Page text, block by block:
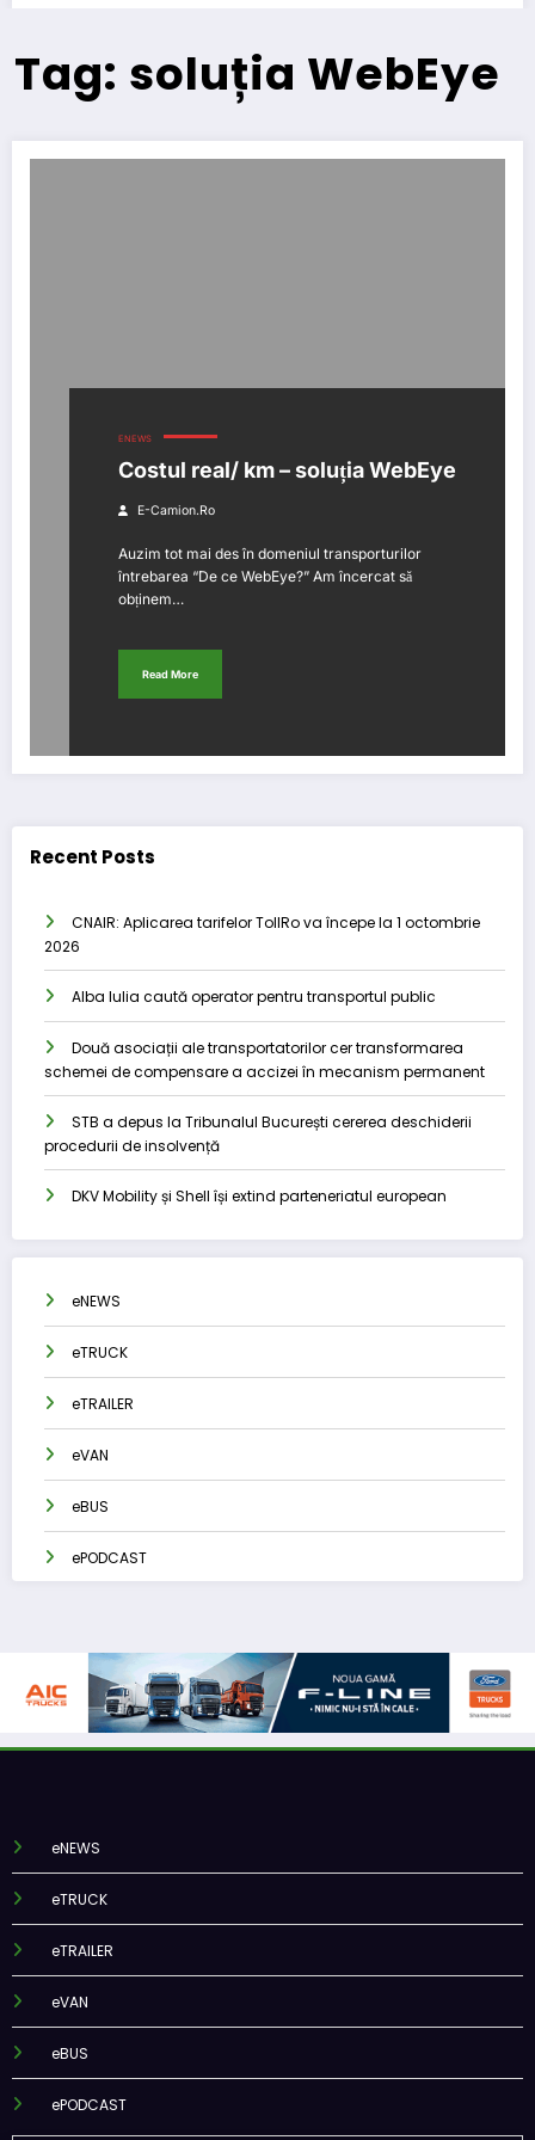
Tag: soluția WebEye
ENEWS
Costul real/ km – soluția WebEye
E-Camion.ro
Auzim tot mai des în domeniul transporturilor
întrebarea “De ce WebEye?” Am încercat să
obținem…
Read More
Recent Posts
CNAIR: Aplicarea tarifelor TollRo va începe la 1 octombrie
2026
Alba Iulia caută operator pentru transportul public
Două asociații ale transportatorilor cer transformarea
schemei de compensare a accizei în mecanism permanent
STB a depus la Tribunalul București cererea deschiderii
procedurii de insolvență
DKV Mobility și Shell își extind parteneriatul european
eNEWS
eTRUCK
eTRAILER
eVAN
eBUS
ePODCAST
eNEWS
eTRUCK
eTRAILER
eVAN
eBUS
ePODCAST